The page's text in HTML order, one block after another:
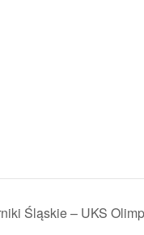
Śląskie – UKS